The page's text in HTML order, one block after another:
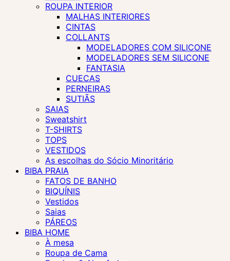
ROUPA INTERIOR
MALHAS INTERIORES
CINTAS
COLLANTS
MODELADORES COM SILICONE
MODELADORES SEM SILICONE
FANTASIA
CUECAS
PERNEIRAS
SUTIÃS
SAIAS
Sweatshirt
T-SHIRTS
TOPS
VESTIDOS
As escolhas do Sócio Minoritário
BIBA PRAIA
FATOS DE BANHO
BIQUÍNIS
Vestidos
Saias
PÁREOS
BIBA HOME
À mesa
Roupa de Cama